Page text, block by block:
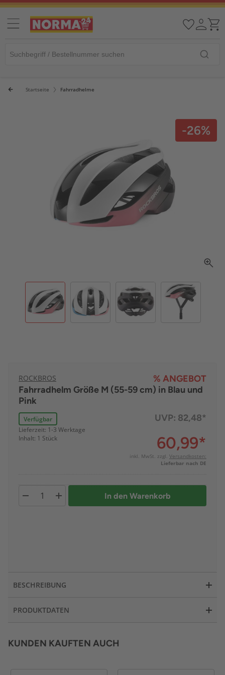
Startseite Fahrradhelme
-26%
ROCKBROS
% ANGEBOT
Fahrradhelm Größe M (55-59 cm) in Blau und
Pink
Verfügbar
Lieferzeit: 1-3 Werktage
Inhalt: 1 Stück
UVP: 82,48*
60,99*
inkl. MwSt. zzgl. Versandkosten:
Lieferbar nach DE
In den Warenkorb
BESCHREIBUNG
PRODUKTDATEN
KUNDEN KAUFTEN AUCH